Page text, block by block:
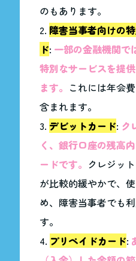
のもあります。
障害当事者向けの
ド: 一部の金融機関で
特別なサービスを提
ます。 これには年会
含まれます。
デビットカード: ク
く、銀行口座の残高
ードです。 クレジッ
が比較的緩やかで、
め、障害当事者でも
す。
プリペイドカード: